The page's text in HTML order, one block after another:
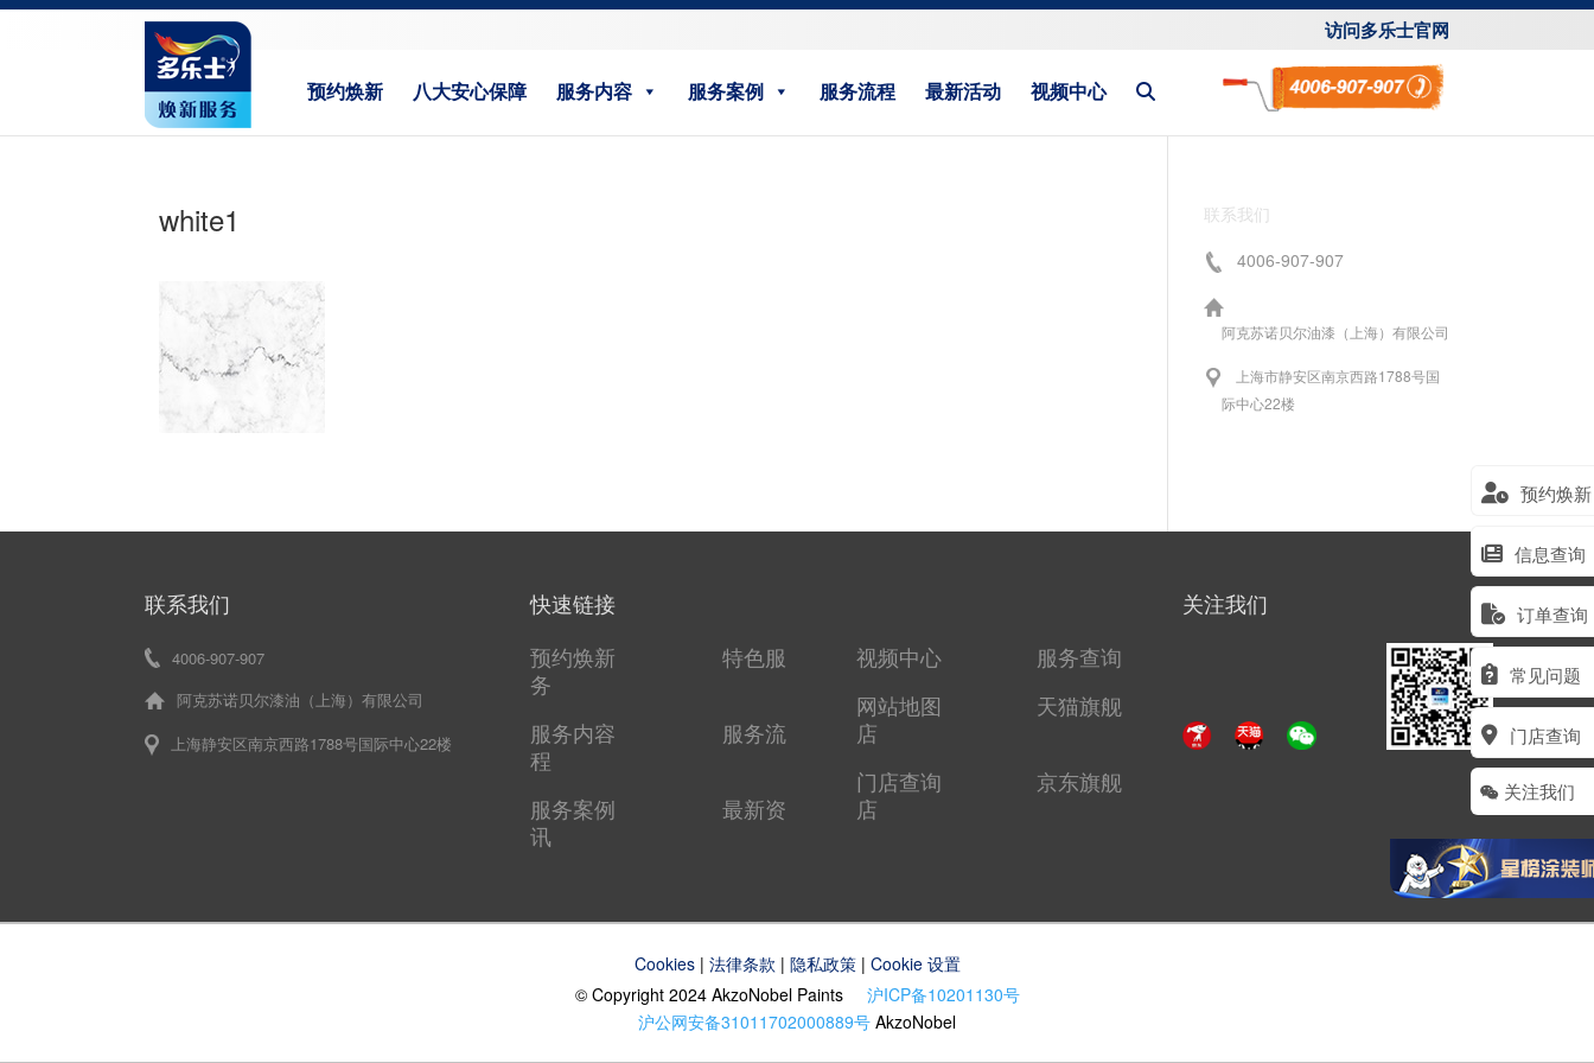
访问多乐士官网
预约焕新 八大安心保障 服务内容 服务案例 服务流程 最新活动 视频中心
预约焕新
信息查询
订单查询
常见问题
门店查询
关注我们
white1
联系我们
4006-907-907
阿克苏诺贝尔油漆（上海）有限公司
上海市静安区南京西路1788号国
际中心22楼
联系我们
4006-907-907
阿克苏诺贝尔漆油（上海）有限公司
上海静安区南京西路1788号国际中心22楼
快速链接
预约焕新
特色服
务
服务内容
服务流
程
服务案例
最新资
讯
视频中心
服务查询
网站地图
天猫旗舰
店
门店查询
京东旗舰
店
关注我们
Cookies| 法律条款 | 隐私政策| Cookie 设置
© Copyright 2024 AkzoNobel Paints 沪ICP备10201130号
沪公网安备31011702000889号 AkzoNobel